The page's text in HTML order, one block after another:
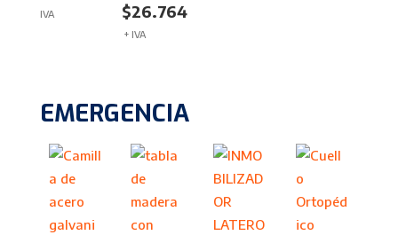
IVA $26.764
+ IVA
EMERGENCIA